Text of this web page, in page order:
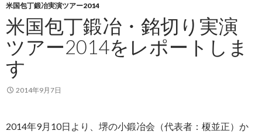
キ
ッ
プ
米国包丁鍛冶実演ツアー2014
米国包丁鍛冶・銘切り実演
ツアー2014をレポートしま
す
2014年9月7日
2014年9月10日より、堺の小鍛冶会（代表者：榎並正）か